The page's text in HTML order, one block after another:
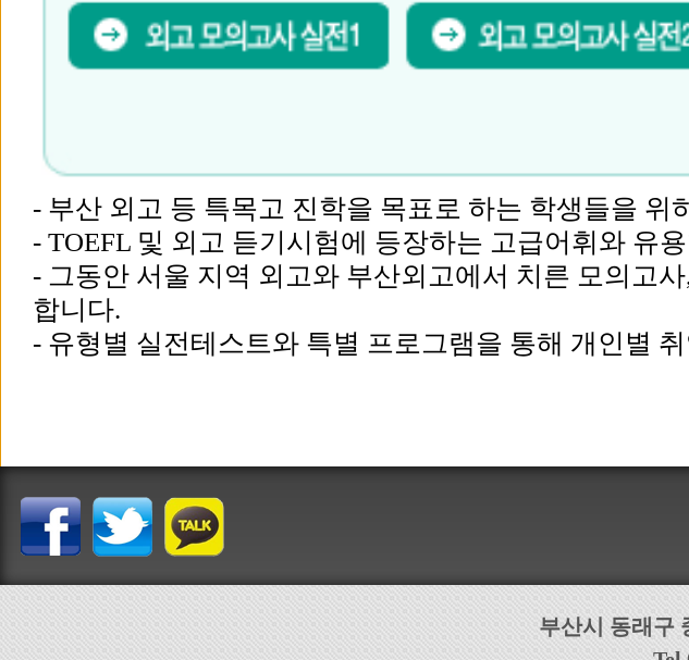
- 부산 외고 등 특목고 진학을 목표로 하는 학생들을
- TOEFL 및 외고 듣기시험에 등장하는 고급어휘와 유
- 그동안 서울 지역 외고와 부산외고에서 치른 모의고
합니다.
- 유형별 실전테스트와 특별 프로그램을 통해 개인별
부산시 동래구